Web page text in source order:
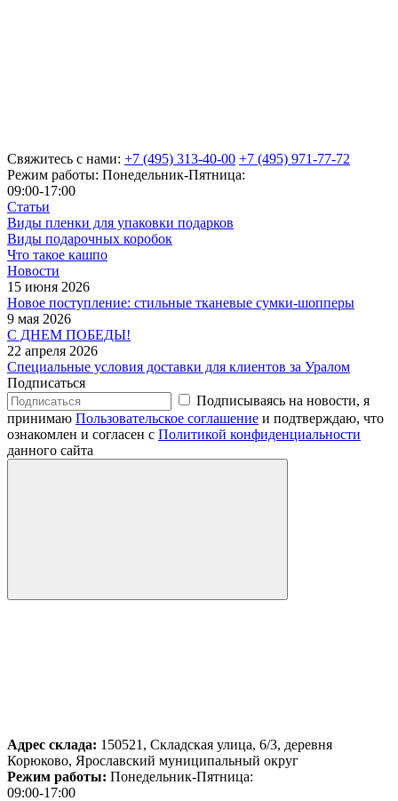
Свяжитесь с нами: +7 (495) 313-40-00 +7 (495) 971-77-72
Режим работы: Понедельник-Пятница:
09:00-17:00
Статьи
Виды пленки для упаковки подарков
Виды подарочных коробок
Что такое кашпо
Новости
15 июня 2026
Новое поступление: стильные тканевые сумки-шопперы
9 мая 2026
С ДНЕМ ПОБЕДЫ!
22 апреля 2026
Специальные условия доставки для клиентов за Уралом
Подписаться
Подписываясь на новости, я
принимаю Пользовательское соглашение и подтверждаю, что
ознакомлен и согласен с Политикой конфиденциальности
данного сайта
Адрес склада: 150521, Складская улица, 6/3, деревня
Корюково, Ярославский муниципальный округ
Режим работы: Понедельник-Пятница:
09:00-17:00